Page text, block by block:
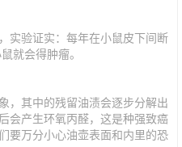
实验证实：每年在小鼠皮下间断
就会得肿瘤。
，其中的残留油渍会逐步分解出
会产生环氧丙醛，这是种强致癌
要万分小心油壶表面和内里的恐